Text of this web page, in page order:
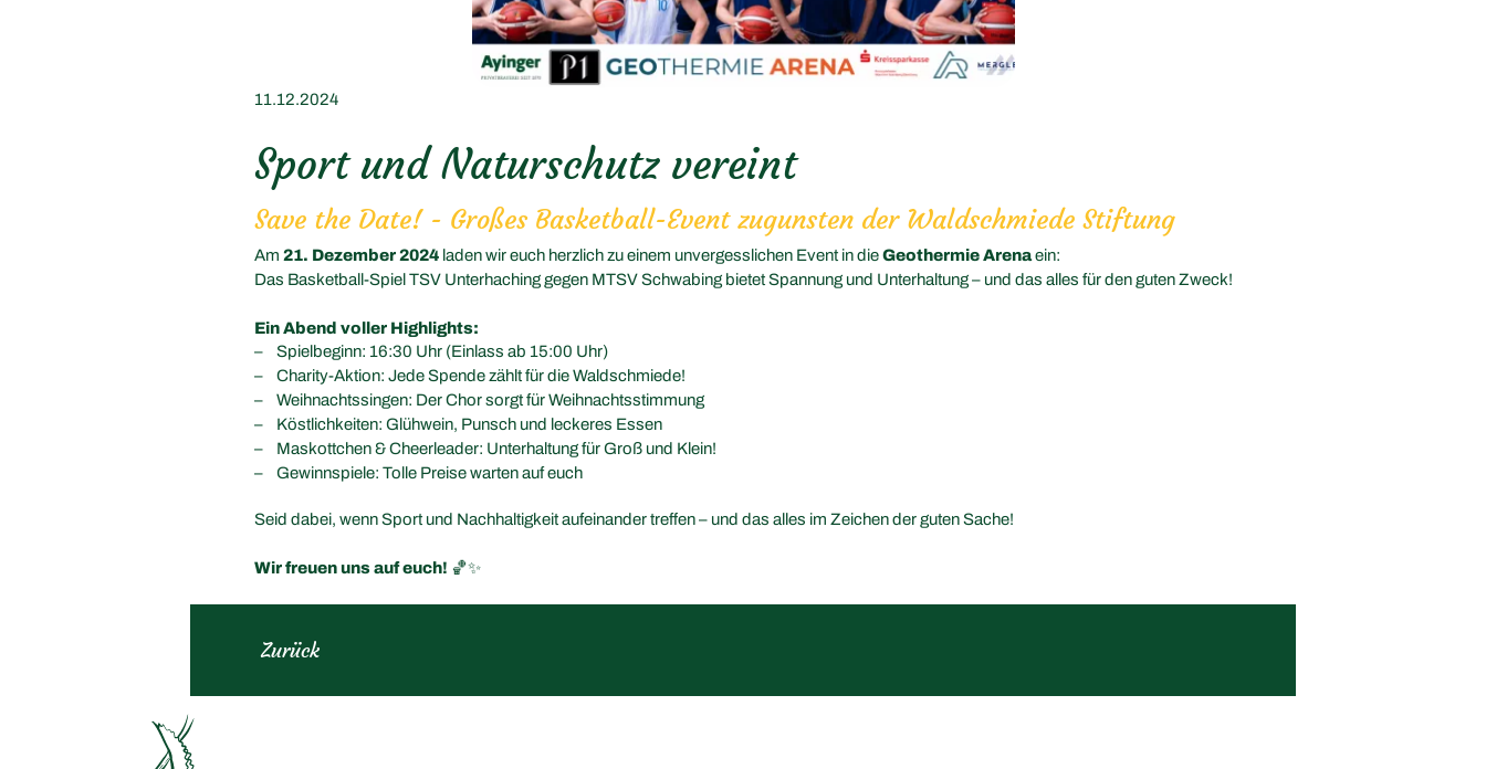
11.12.2024
Sport und Naturschutz vereint
Save the Date! - Großes Basketball-Event zugunsten der Waldschmiede Stiftung
Am 21. Dezember 2024laden wir euch herzlich zu einem unvergesslichen Event in dieGeothermie Arenaein:
Das Basketball-Spiel TSV Unterhaching gegen MTSV Schwabing bietet Spannung und Unterhaltung – und das alles für den guten Zweck!
Ein Abend voller Highlights:
Spielbeginn: 16:30 Uhr (Einlass ab 15:00 Uhr)
Charity-Aktion: Jede Spende zählt für die Waldschmiede!
Weihnachtssingen: Der Chor sorgt für Weihnachtsstimmung
Köstlichkeiten: Glühwein, Punsch und leckeres Essen
Maskottchen & Cheerleader: Unterhaltung für Groß und Klein!
Gewinnspiele: Tolle Preise warten auf euch
Seid dabei, wenn Sport und Nachhaltigkeit aufeinander treffen – und das alles im Zeichen der guten Sache!
Wir freuen uns auf euch! 🏀✨
Zurück